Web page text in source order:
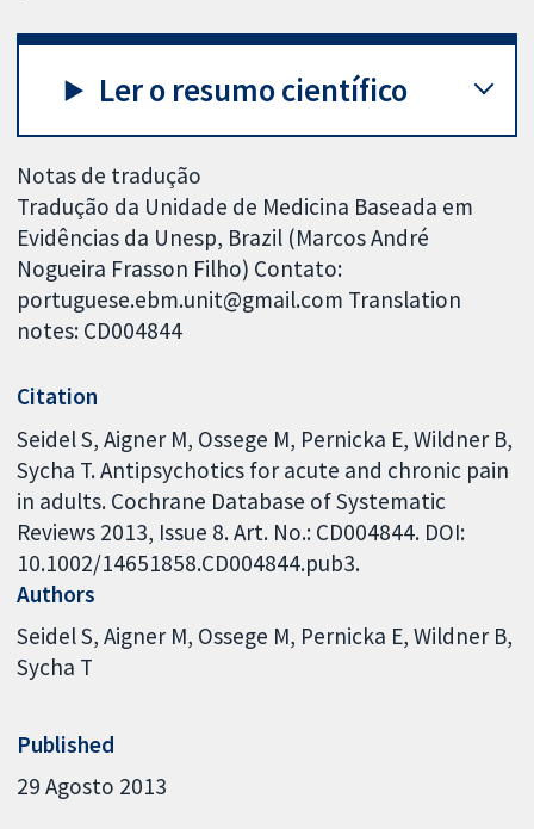
Ler o resumo científico
Notas de tradução
Tradução da Unidade de Medicina Baseada em
Evidências da Unesp, Brazil (Marcos André
Nogueira Frasson Filho) Contato:
portuguese.ebm.unit@gmail.com Translation
notes: CD004844
Citation
Seidel S, Aigner M, Ossege M, Pernicka E, Wildner B,
Sycha T. Antipsychotics for acute and chronic pain
in adults. Cochrane Database of Systematic
Reviews 2013, Issue 8. Art. No.: CD004844. DOI:
10.1002/14651858.CD004844.pub3.
Authors
Seidel S Aigner M Ossege M Pernicka E Wildner B
Sycha T
Published
29 Agosto 2013